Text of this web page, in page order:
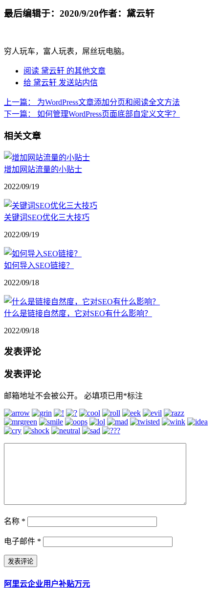
最后编辑于：2020/9/20作者：黛云轩
穷人玩车，富人玩表，屌丝玩电脑。
阅读 黛云轩 的其他文章
给 黛云轩 发送站内信
上一篇：
为WordPress文章添加分页和阅读全文方法
下一篇：
如何管理WordPress页面底部自定义文字？
相关文章
增加网站流量的小贴士
2022/09/19
关键词SEO优化三大技巧
2022/09/19
如何导入SEO链接？
2022/09/18
什么是链接自然度，它对SEO有什么影响？
2022/09/18
发表评论
发表评论
邮箱地址不会被公开。 必填项已用 *标注
名称 *
电子邮件 *
阿里云企业用户补贴万元